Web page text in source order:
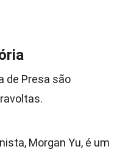
de Presa são
Morgan Yu, é um